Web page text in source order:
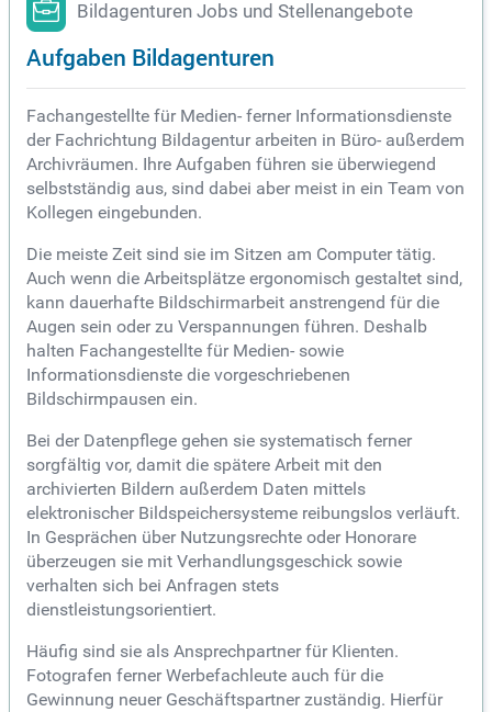
Bildagenturen Jobs und Stellenangebote
Aufgaben Bildagenturen
Fachangestellte für Medien- ferner Informationsdienste
der Fachrichtung Bildagentur arbeiten in Büro- außerdem
Archivräumen. Ihre Aufgaben führen sie überwiegend
selbstständig aus, sind dabei aber meist in ein Team von
Kollegen eingebunden.
Die meiste Zeit sind sie im Sitzen am Computer tätig.
Auch wenn die Arbeitsplätze ergonomisch gestaltet sind,
kann dauerhafte Bildschirmarbeit anstrengend für die
Augen sein oder zu Verspannungen führen. Deshalb
halten Fachangestellte für Medien- sowie
Informationsdienste die vorgeschriebenen
Bildschirmpausen ein.
Bei der Datenpflege gehen sie systematisch ferner
sorgfältig vor, damit die spätere Arbeit mit den
archivierten Bildern außerdem Daten mittels
elektronischer Bildspeichersysteme reibungslos verläuft.
In Gesprächen über Nutzungsrechte oder Honorare
überzeugen sie mit Verhandlungsgeschick sowie
verhalten sich bei Anfragen stets
dienstleistungsorientiert.
Häufig sind sie als Ansprechpartner für Klienten.
Fotografen ferner Werbefachleute auch für die
Gewinnung neuer Geschäftspartner zuständig. Hierfür